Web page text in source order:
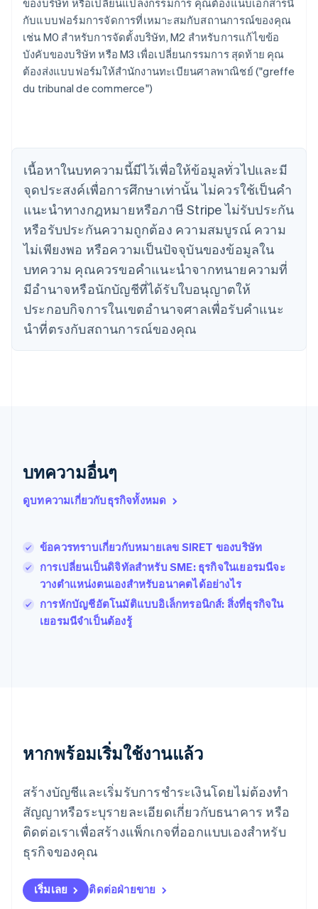
ของบริษัท หรือเปลี่ยนแปลงกรรมการ คุณต้องแนบเอกสารนี้
กับแบบฟอร์มการจัดการที่เหมาะสมกับสถานการณ์ของคุณ
เช่น M0 สําหรับการจัดตั้งบริษัท, M2 สําหรับการแก้ไขข้อ
บังคับของบริษัท หรือ M3 เพื่อเปลี่ยนกรรมการ สุดท้าย คุณ
ต้องส่งแบบฟอร์มให้สำนักงานทะเบียนศาลพาณิชย์ ("greffe
du tribunal de commerce")
เนื้อหาในบทความนี้มีไว้เพื่อให้ข้อมูลทั่วไปและมี
จุดประสงค์เพื่อการศึกษาเท่านั้น ไม่ควรใช้เป็นคํา
แนะนําทางกฎหมายหรือภาษี Stripe ไม่รับประกัน
หรือรับประกันความถูกต้อง ความสมบูรณ์ ความ
ไม่เพียงพอ หรือความเป็นปัจจุบันของข้อมูลใน
บทความ คุณควรขอคําแนะนําจากทนายความที่
มีอํานาจหรือนักบัญชีที่ได้รับใบอนุญาตให้
ประกอบกิจการในเขตอํานาจศาลเพื่อรับคําแนะ
นําที่ตรงกับสถานการณ์ของคุณ
บทความอื่นๆ
ดูบทความเกี่ยวกับธุรกิจทั้งหมด
ข้อควรทราบเกี่ยวกับหมายเลข SIRET ของบริษัท
การเปลี่ยนเป็นดิจิทัลสำหรับ SME: ธุรกิจในเยอรมนีจะ
วางตำแหน่งตนเองสำหรับอนาคตได้อย่างไร
การหักบัญชีอัตโนมัติแบบอิเล็กทรอนิกส์: สิ่งที่ธุรกิจใน
เยอรมนีจำเป็นต้องรู้
หากพร้อมเริ่มใช้งานแล้ว
สร้างบัญชีและเริ่มรับการชำระเงินโดยไม่ต้องทำ
สัญญาหรือระบุรายละเอียดเกี่ยวกับธนาคาร หรือ
ติดต่อเราเพื่อสร้างแพ็กเกจที่ออกแบบเองสำหรับ
ธุรกิจของคุณ
เริ่มเลย ติดต่อฝ่ายขาย
กรีซ
English
เขตบริหารพิเศษฮ่องกง ประเทศจีน
English 简体中文
แคนาดา
EnglishFrançais
ไซปรัส
ญี่ปุ่น
日本語English
เดนมาร์ก
English
ไทย
ไทยEnglish
English
นิวซีแลนด์
English
เนเธอร์แลนด์
NederlandsEnglish
PortuguêsEnglish
English
ฟินแลนด์
มอลตา
English
มาเลเซีย
简体中文
เม็กซิโก
ลักเซมเบิร์ก
Français Deutsch English
English
ลิกเตนสไตน์
DeutschEnglish
ลิทัวเนีย
English
สเปน
สโลวาเกีย
English